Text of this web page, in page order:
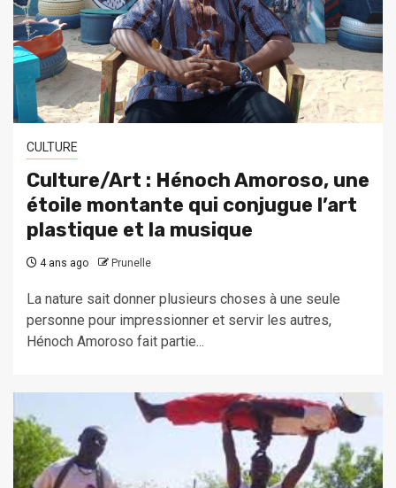
CULTURE
Culture/Art : Hénoch Amoroso, une
étoile montante qui conjugue l’art
plastique et la musique
4 ans ago Prunelle
La nature sait donner plusieurs choses à une seule
personne pour impressionner et servir les autres,
Hénoch Amoroso fait partie...